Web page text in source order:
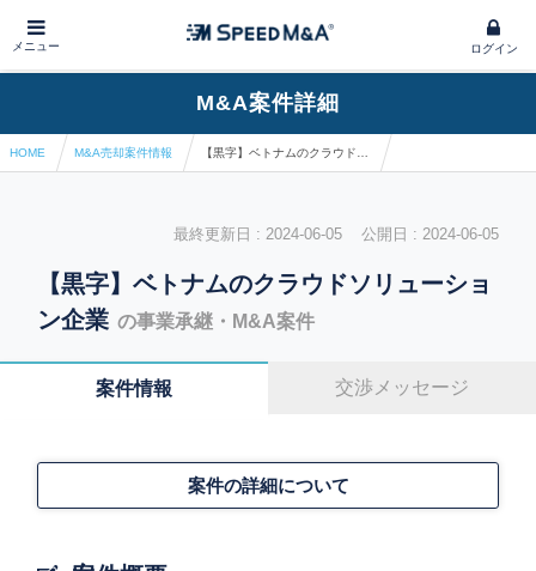
メニュー ログイン
M&A案件詳細
HOME M&A売却案件情報
最終更新日 : 2024-06-05 公開日 : 2024-06-05
【黒字】ベトナムのクラウドソリューショ
ン企業 の事業承継・M&A案件
案件情報 交渉メッセージ
案件の詳細について